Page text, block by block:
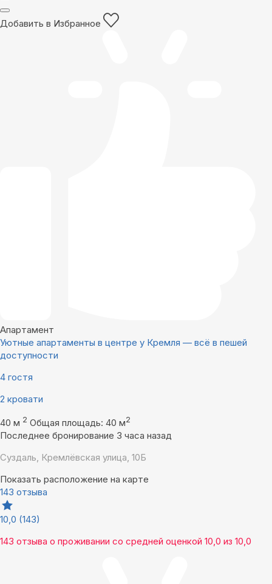
Добавить в Избранное
Апартамент
Уютные апартаменты в центре у Кремля — всё в пешей
доступности
4 гостя
2 кровати
40 м 2 Общая площадь: 40 м2
Последнее бронирование 3 часа назад
Суздаль, Кремлёвская улица, 10Б
Показать расположение на карте
143 отзыва
10,0 (143)
143 отзыва о проживании со средней оценкой 10,0 из 10,0